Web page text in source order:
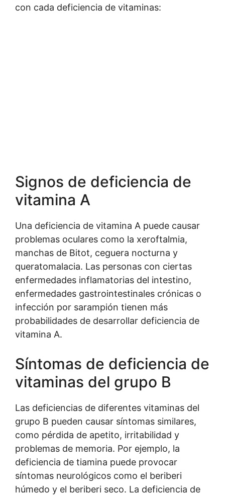
con cada deficiencia de vitaminas:
Signos de deficiencia de
vitamina A
Una deficiencia de vitamina A puede causar
problemas oculares como la xeroftalmia,
manchas de Bitot, ceguera nocturna y
queratomalacia. Las personas con ciertas
enfermedades inflamatorias del intestino,
enfermedades gastrointestinales crónicas o
infección por sarampión tienen más
probabilidades de desarrollar deficiencia de
vitamina A.
Síntomas de deficiencia de
vitaminas del grupo B
Las deficiencias de diferentes vitaminas del
grupo B pueden causar síntomas similares,
como pérdida de apetito, irritabilidad y
problemas de memoria. Por ejemplo, la
deficiencia de tiamina puede provocar
síntomas neurológicos como el beriberi
húmedo y el beriberi seco. La deficiencia de